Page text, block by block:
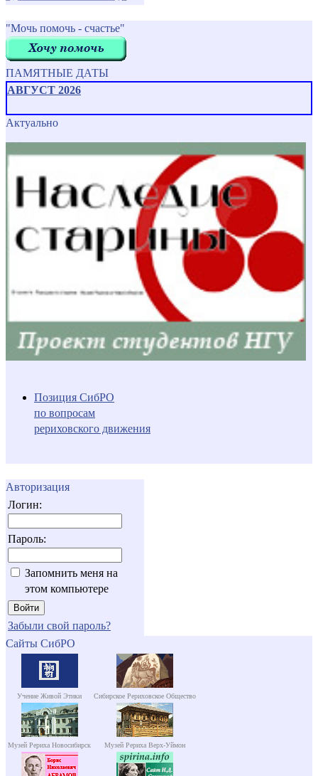
"Мочь помочь - счастье"
ПАМЯТНЫЕ ДАТЫ
АВГУСТ 2026
Актуально
Позиция СибРО
по вопросам
рериховского движения
Авторизация
Логин:
Пароль:
Запомнить меня на
этом компьютере
Забыли свой пароль?
Сайты СибРО
Учение Живой Этики Сибирское Рериховское Общество
Музей Рериха Новосибирск Музей Рериха Верх-Уймон